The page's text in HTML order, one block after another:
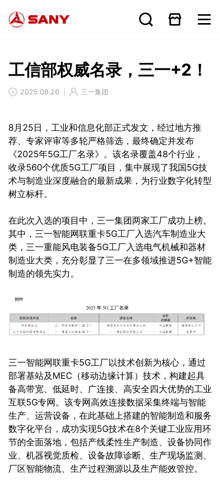
工信部权威名录，三一+2！
2025.08.26 三一集团
8月25日，工业和信息化部正式发文，经过地方推
荐、专家评审等多轮严格筛选，最终确定并发布
《2025年5G工厂名录》。该名录覆盖48个行业，
收录560个优质5G工厂项目，集中展现了我国5G技
术与制造业深度融合的最新成果，为行业数字化转型
树立标杆。
在此次入选的项目中，三一集团两家工厂成功上榜。
其中，三一智能网联重卡5G工厂入选汽车制造业大
类，三一重能风电装备5G工厂入选电气机械和器材
制造业大类，充分彰显了三一在多领域推进5G+智能
制造的领先实力。
三一智能网联重卡5G工厂以技术创新为核心，通过
部署基站及MEC（移动边缘计算）技术，构建起具
备高带宽、低延时、广连接、高安全四大优势的工业
互联5G专网。该专网高效连接数据采集终端与智能
生产、运营设备，在此基础上搭建的智能制造和服务
数字化平台，成功实现5G技术在8个关键工业应用环
节的全面落地，包括产线柔性生产制造、设备协同作
业、机器视觉质检、设备故障诊断、生产现场监测、
厂区智能物流、生产过程溯源以及生产能效管控。